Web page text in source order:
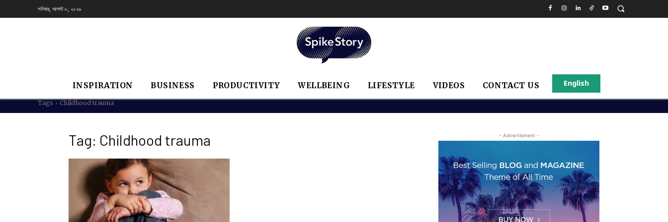
শনিবার, আগস্ট ৮, ২০২৬
INSPIRATION BUSINESS PRODUCTIVITY WELLBEING LIFESTYLE VIDEOS CONTACT US English
Tags Childhood trauma
Tag: Childhood trauma - Advertisment -